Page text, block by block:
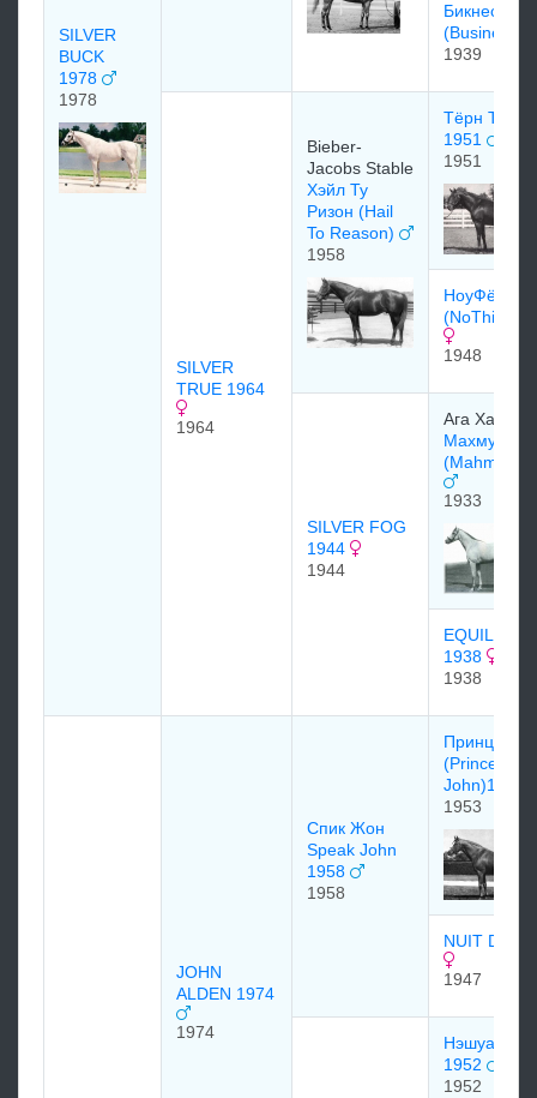
SILVER
BUCK
1978
1978
Бикнеслайк
1939
SILVER
TRUE 1964
1964
Bieber-
Jacobs Stable
Хэйл Ту
Ризон (Hail
To Reason)
1958
Тёрн Ту
1951
1951
1948
SILVER FOG
1944
1944
Ага Хан
Махмуд
(Mahmoud)
1933
EQUILETTE
1938
1938
JOHN
ALDEN 1974
1974
Спик Жон
Speak John
1958
1958
Принц Жон
(Prince
John)1953
1953
NUIT DE
1947
Нэшуа
1952
1952